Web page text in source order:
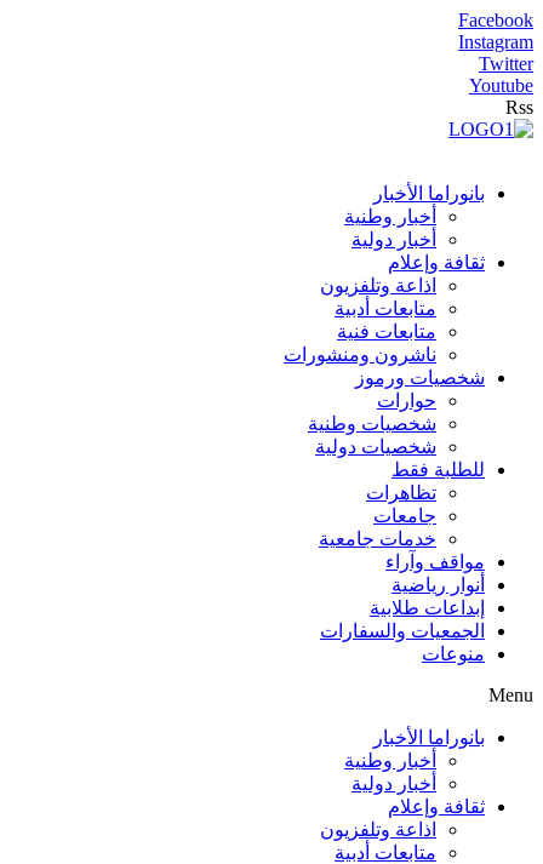
Facebook
Instagram
Twitter
Youtube
Rss
بانوراما الأخبار
أخبار وطنية
أخبار دولية
ثقافة وإعلام
اذاعة وتلفزيون
متابعات أدبية
متابعات فنية
ناشرون ومنشورات
شخصيات ورموز
حوارات
شخصيات وطنية
شخصيات دولية
للطلبة فقط
تظاهرات
جامعات
خدمات جامعية
مواقف وآراء
أنوار رياضية
إبداعات طلابية
الجمعيات والسفارات
منوعات
Menu
بانوراما الأخبار
أخبار وطنية
أخبار دولية
ثقافة وإعلام
اذاعة وتلفزيون
متابعات أدبية